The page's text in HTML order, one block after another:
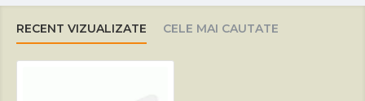
RECENT VIZUALIZATE CELE MAI CAUTATE